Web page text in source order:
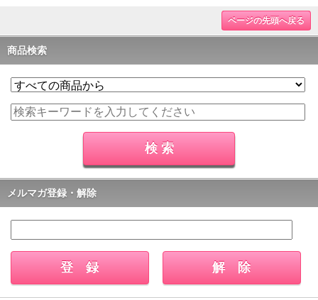
ページの先頭へ戻る
商品検索
メルマガ登録・解除